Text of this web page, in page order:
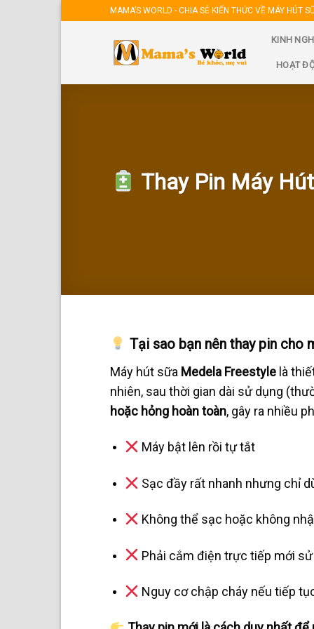
MAMA’S WORLD - CHIA SẺ KIẾN THỨC VỀ MÁY HÚT
KINH
HOẠT
Thay Pin Máy
Tại sao bạn nên thay pin cho
Máy hút sữa Medela Freestyle là
nhiên, sau thời gian dài sử dụng
hoặc hỏng hoàn toàn, gây ra nhiều
Máy bật lên rồi tự tắt
Sạc đầy rất nhanh nhưng chỉ
Không thể sạc hoặc không
Phải cắm điện trực tiếp mới
Nguy cơ chập cháy nếu tiếp